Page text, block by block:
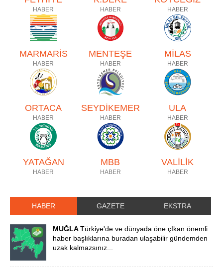
HABER HABER HABER
MARMARİS
HABER
MENTEŞE
HABER
MİLAS
HABER
ORTACA
HABER
SEYDİKEMER
HABER
ULA
HABER
YATAĞAN
HABER
MBB
HABER
VALİLİK
HABER
HABER GAZETE EKSTRA
MUĞLATürkiye'de ve dünyada öne çIkan önemli
haber başlıklarına buradan ulaşabilir gündemden
uzak kalmazsınız...